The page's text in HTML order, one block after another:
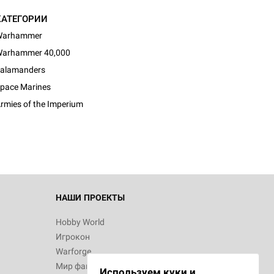
40,000
Marines
of the Imperium
НАШИ ПРОЕКТЫ
Hobby World
Игрокон
Warforge
Мир фантастики